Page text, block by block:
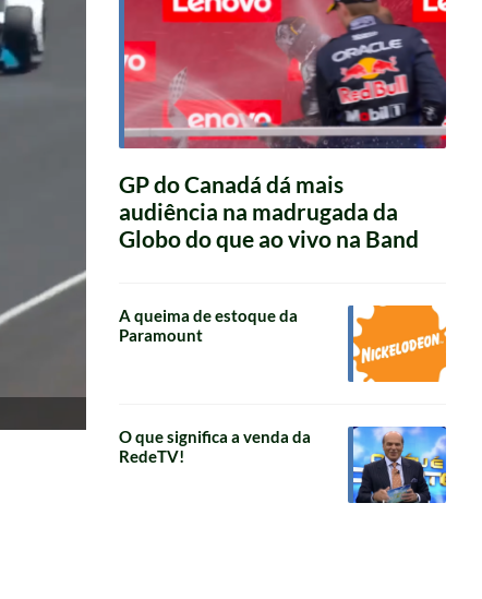
GP do Canadá dá mais
audiência na madrugada da
Globo do que ao vivo na Band
A queima de estoque da
Paramount
O que significa a venda da
RedeTV!